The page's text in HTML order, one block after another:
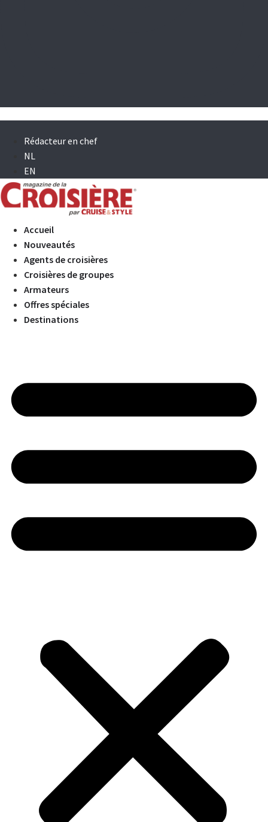
Rédacteur en chef
NL
EN
Accueil
Nouveautés
Agents de croisières
Croisières de groupes
Armateurs
Offres spéciales
Destinations